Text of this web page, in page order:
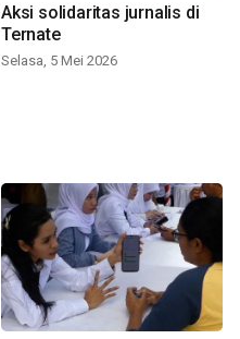
Aksi solidaritas jurnalis di
Ternate
Selasa, 5 Mei 2026